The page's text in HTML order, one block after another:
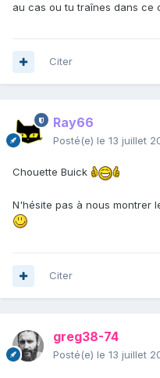
au cas ou tu traînes dans ce
Citer
Ray66
Posté(e) le 13 juillet
Chouette Buick
N'hésite pas à nous montrer
Citer
greg38-74
Posté(e) le 13 juillet